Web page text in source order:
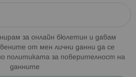
за онлайн бюлетин и давам
от мен лични данни да се
политиката за поверителност на
данните